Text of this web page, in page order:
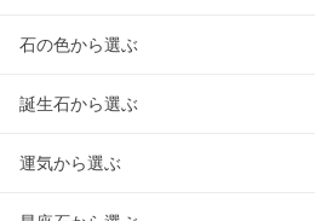
石の色から選ぶ
誕生石から選ぶ
運気から選ぶ